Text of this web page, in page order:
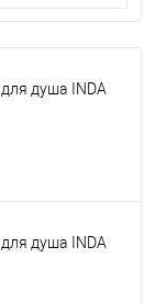
душа INDA
душа INDA